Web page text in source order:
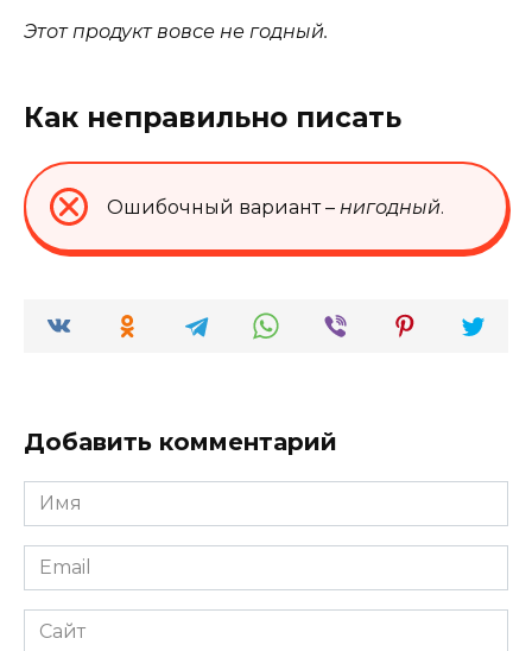
Этот продукт вовсе не годный.
Как неправильно писать
Ошибочный вариант – нигодный.
Добавить комментарий
Имя
*
Email
*
Сайт